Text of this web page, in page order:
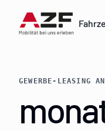
GEWERBE-LEASING